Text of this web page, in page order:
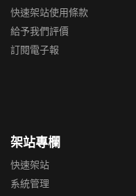
快速架站使用條款
給予我們評價
訂閱電子報
架站專欄
快速架站
系統管理